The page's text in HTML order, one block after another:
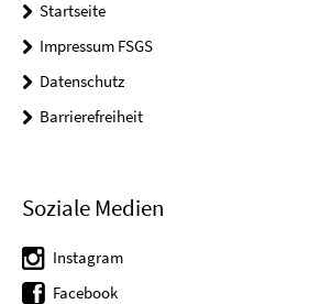
Startseite
Impressum FSGS
Datenschutz
Barrierefreiheit
Soziale Medien
Instagram
Facebook